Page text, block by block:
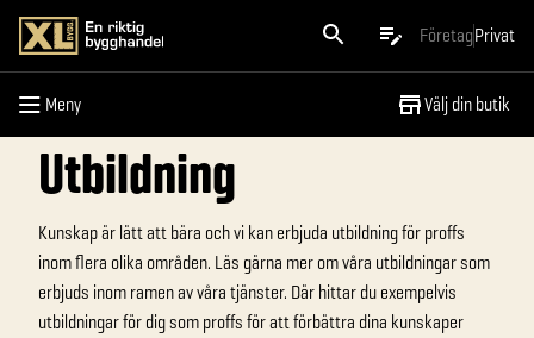
FöretagPrivat
Meny Välj din butik
Meny
Utbildning
Kunskap är lätt att bära och vi kan erbjuda utbildning för proffs
inom flera olika områden. Läs gärna mer om våra utbildningar som
erbjuds inom ramen av våra tjänster. Där hittar du exempelvis
utbildningar för dig som proffs för att förbättra dina kunskaper